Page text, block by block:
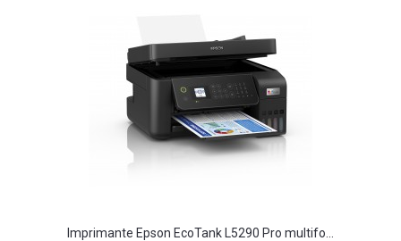
Imprimante Epson EcoTank L5290 Pro multifo...